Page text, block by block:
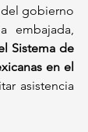
del gobierno
embajada,
Sistema de
en el
asistencia